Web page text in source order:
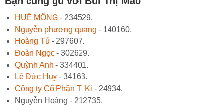
HUỆ MỘNG - 234529.
Nguyễn phương quang - 140160.
Hoàng Tú - 297607.
Đoàn Ngọc - 302629.
Quỳnh Anh - 334401.
Lê Đức Huy - 34163.
Công ty Cổ Phần Ti Ki - 24934.
Nguyễn Hoàng - 212735.